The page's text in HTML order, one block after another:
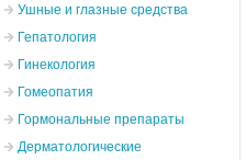
Ушные и глазные средства
Гепатология
Гинекология
Гомеопатия
Гормональные препараты
Дерматологические